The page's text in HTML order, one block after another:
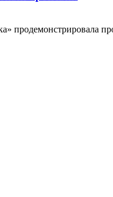
продемонстрировала